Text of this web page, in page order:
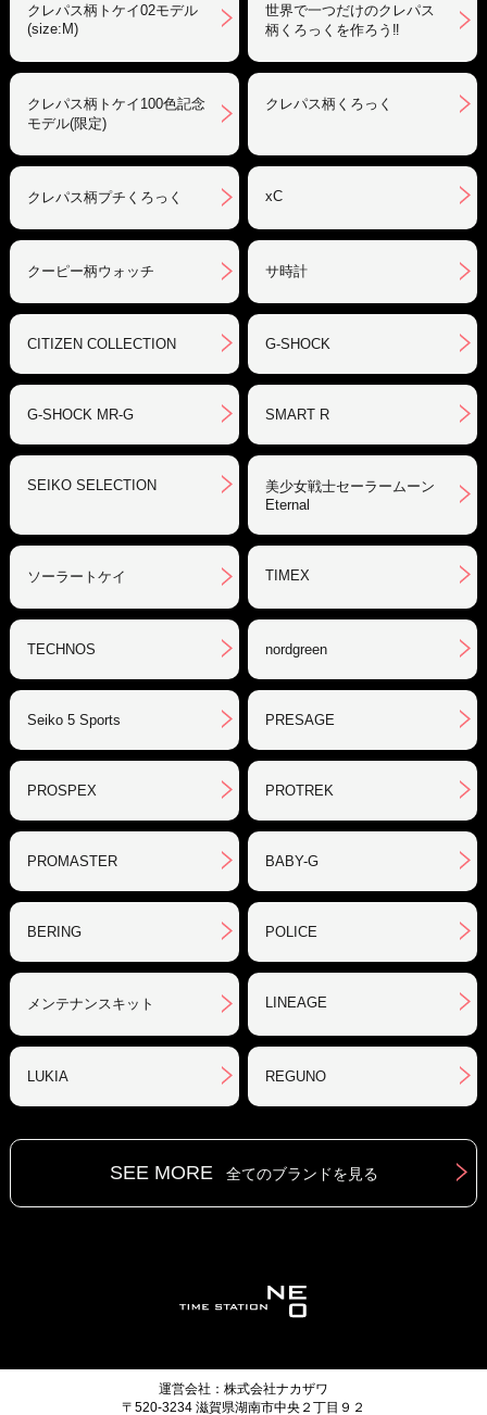
クレパス柄トケイ02モデル
(size:M)
世界で一つだけのクレパス
柄くろっくを作ろう‼︎
クレパス柄トケイ100色記念
モデル(限定)
クレパス柄くろっく
クレパス柄プチくろっく xC
クーピー柄ウォッチ サ時計
CITIZEN COLLECTION G-SHOCK
G-SHOCK MR-G SMART R
SEIKO SELECTION
美少女戦士セーラームーン
Eternal
ソーラートケイ TIMEX
TECHNOS nordgreen
Seiko 5 Sports PRESAGE
PROSPEX PROTREK
PROMASTER BABY-G
BERING POLICE
メンテナンスキット LINEAGE
LUKIA REGUNO
SEE MORE 全てのブランドを見る
運営会社：株式会社ナカザワ
〒520-3234 滋賀県湖南市中央２丁目９２